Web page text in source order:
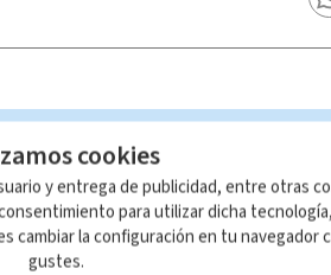
cookies
y entrega de publicidad, entre otras
para utilizar dicha
cambiar la configuración en tu navegador
gustes.